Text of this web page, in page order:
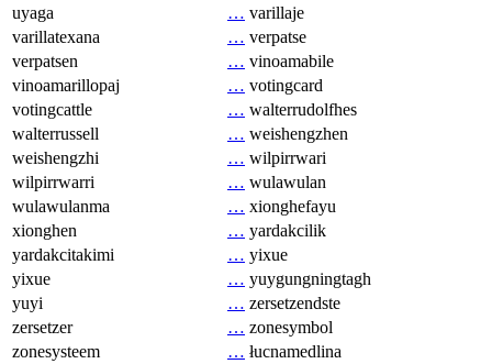
uyaga
… varillaje
varillatexana
… verpatse
verpatsen
… vinoamabile
vinoamarillopaj
… votingcard
votingcattle
… walterrudolfhes
walterrussell
… weishengzhen
weishengzhi
… wilpirrwari
wilpirrwarri
… wulawulan
wulawulanma
… xionghefayu
xionghen
… yardakcilik
yardakcitakimi
… yixue
yixue
… yuygungningtagh
yuyi
… zersetzendste
zersetzer
… zonesymbol
zonesysteem
… łucnamedlina